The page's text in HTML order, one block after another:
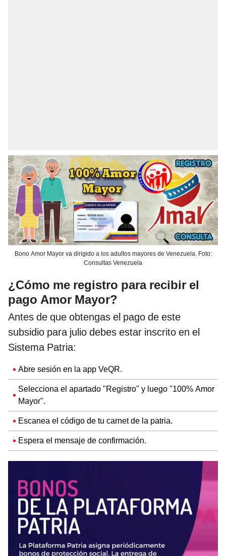
Bono Amor Mayor va dirigido a los adultos mayores de Venezuela. Foto:
Consultas Venezuela
¿Cómo me registro para recibir el
pago Amor Mayor?
Antes de que obtengas el pago de este
subsidio para julio debes estar inscrito en el
Sistema Patria:
Abre sesión en la app VeQR.
Selecciona el apartado "Registro" y luego "100% Amor
Mayor".
Escanea el código de tu carnet de la patria.
Espera el mensaje de confirmación.